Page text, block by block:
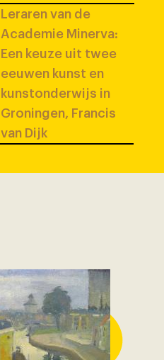
Leraren van de
Academie Minerva:
Een keuze uit twee
eeuwen kunst en
kunstonderwijs in
Groningen, Francis
van Dijk